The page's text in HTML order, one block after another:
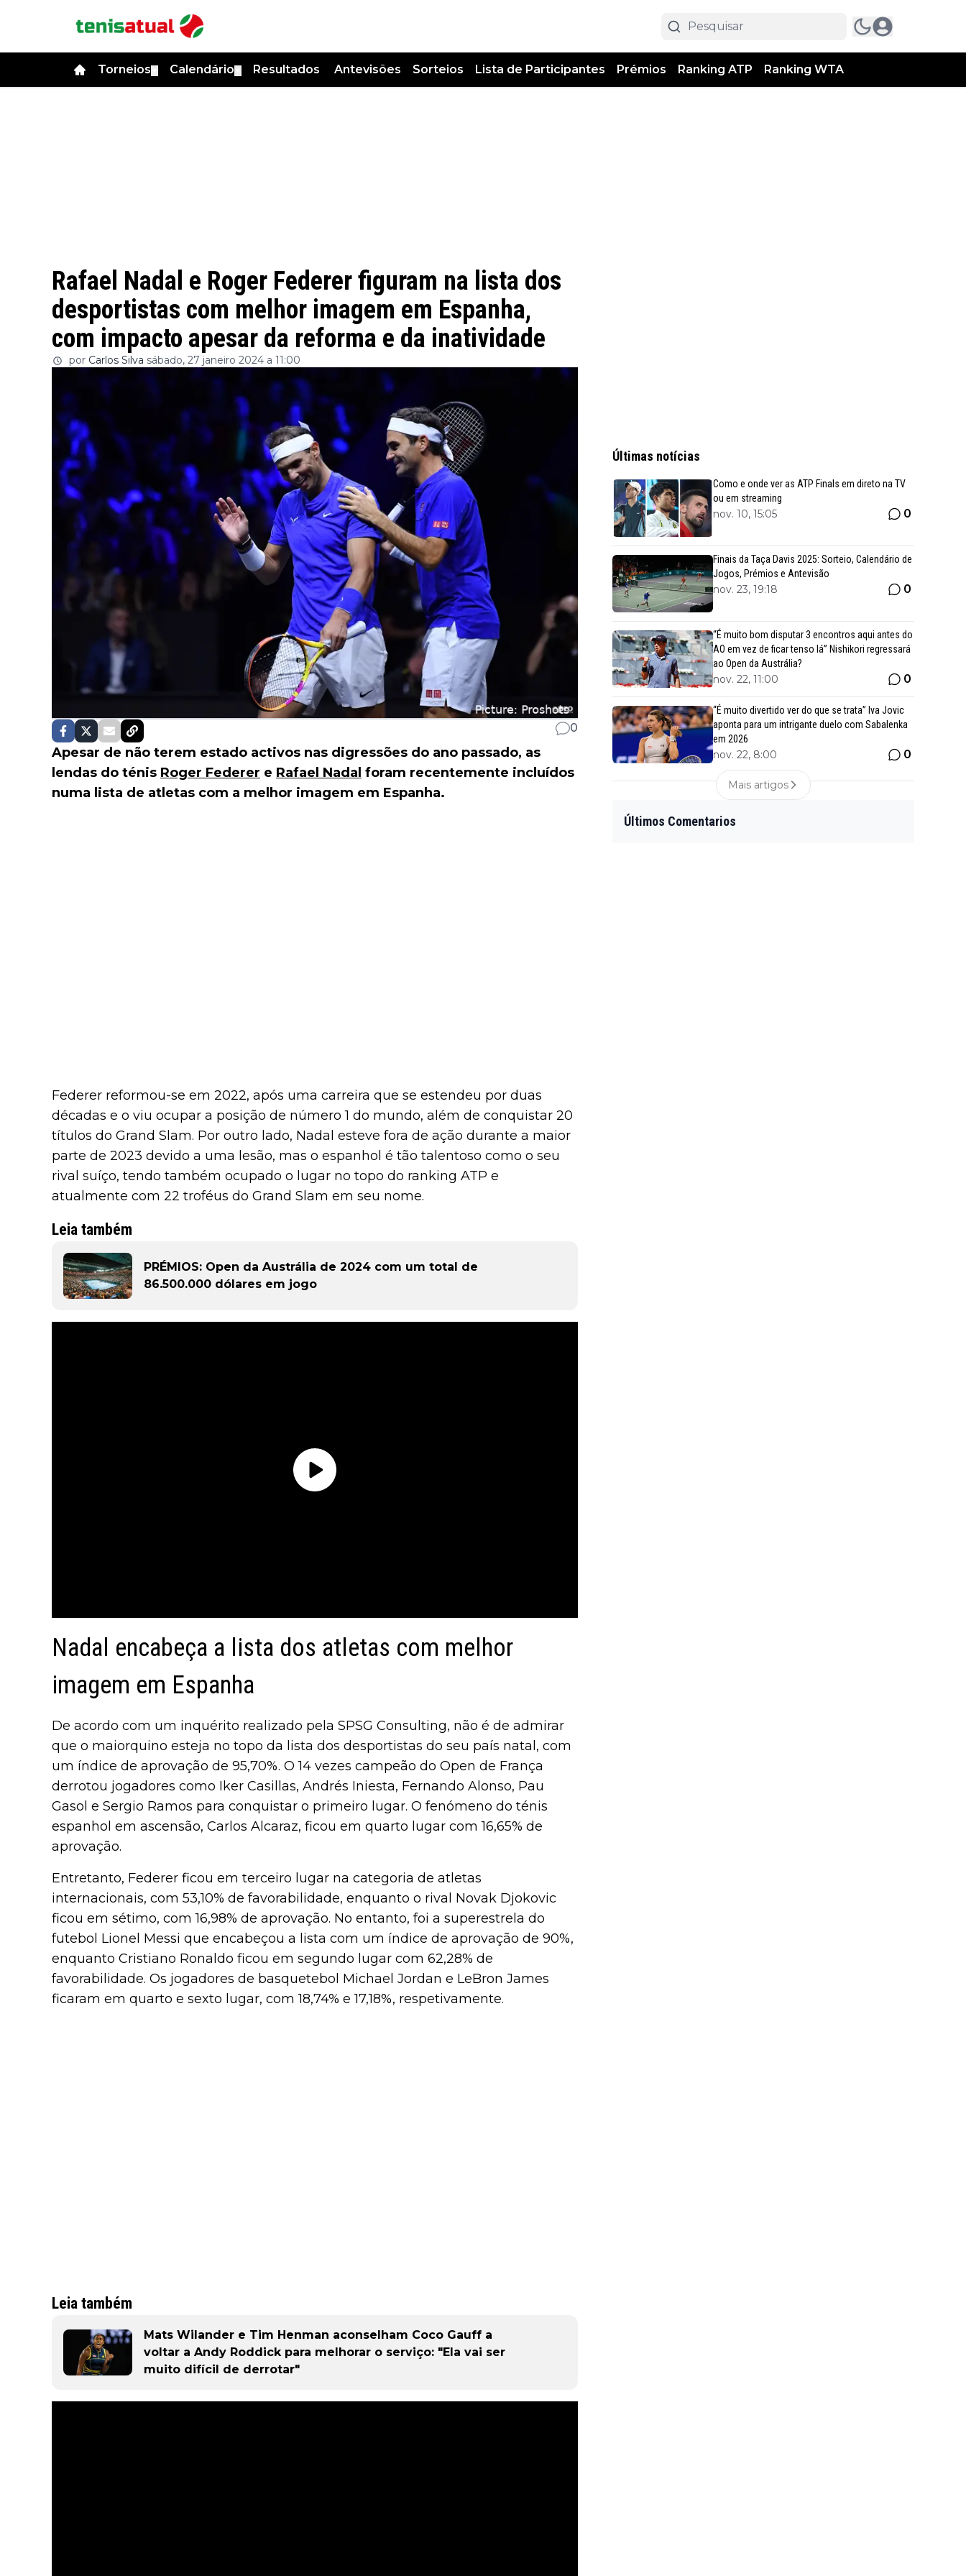
Torneios Calendário Resultados Antevisões Sorteios Lista de Participantes Prémios Ranking ATP Ranking WTA
Rafael Nadal e Roger Federer figuram na lista dos
desportistas com melhor imagem em Espanha,
com impacto apesar da reforma e da inatividade
por Carlos Silva sábado, 27 janeiro 2024 a 11:00
0
Apesar de não terem estado activos nas digressões do ano passado, as
lendas do ténis Roger Federer e Rafael Nadal foram recentemente incluídos
numa lista de atletas com a melhor imagem em Espanha.
Federer reformou-se em 2022, após uma carreira que se estendeu por duas
décadas e o viu ocupar a posição de número 1 do mundo, além de conquistar 20
títulos do Grand Slam. Por outro lado, Nadal esteve fora de ação durante a maior
parte de 2023 devido a uma lesão, mas o espanhol é tão talentoso como o seu
rival suíço, tendo também ocupado o lugar no topo do ranking ATP e
atualmente com 22 troféus do Grand Slam em seu nome.
Leia também
PRÉMIOS: Open da Austrália de 2024 com um total de
86.500.000 dólares em jogo
Nadal encabeça a lista dos atletas com melhor
imagem em Espanha
De acordo com um inquérito realizado pela SPSG Consulting, não é de admirar
que o maiorquino esteja no topo da lista dos desportistas do seu país natal, com
um índice de aprovação de 95,70%. O 14 vezes campeão do Open de França
derrotou jogadores como Iker Casillas, Andrés Iniesta, Fernando Alonso, Pau
Gasol e Sergio Ramos para conquistar o primeiro lugar. O fenómeno do ténis
espanhol em ascensão, Carlos Alcaraz, ficou em quarto lugar com 16,65% de
aprovação.
Entretanto, Federer ficou em terceiro lugar na categoria de atletas
internacionais, com 53,10% de favorabilidade, enquanto o rival Novak Djokovic
ficou em sétimo, com 16,98% de aprovação. No entanto, foi a superestrela do
futebol Lionel Messi que encabeçou a lista com um índice de aprovação de 90%,
enquanto Cristiano Ronaldo ficou em segundo lugar com 62,28% de
favorabilidade. Os jogadores de basquetebol Michael Jordan e LeBron James
ficaram em quarto e sexto lugar, com 18,74% e 17,18%, respetivamente.
Leia também
Mats Wilander e Tim Henman aconselham Coco Gauff a
voltar a Andy Roddick para melhorar o serviço: "Ela vai ser
muito difícil de derrotar"
Últimas notícias
Como e onde ver as ATP Finals em direto na TV
ou em streaming
nov. 10, 15:05 0
Finais da Taça Davis 2025: Sorteio, Calendário de
Jogos, Prémios e Antevisão
nov. 23, 19:18 0
“É muito bom disputar 3 encontros aqui antes do
AO em vez de ficar tenso lá” Nishikori regressará
ao Open da Austrália?
nov. 22, 11:00 0
“É muito divertido ver do que se trata” Iva Jovic
aponta para um intrigante duelo com Sabalenka
em 2026
nov. 22, 8:00 0
Mais artigos
Últimos Comentarios